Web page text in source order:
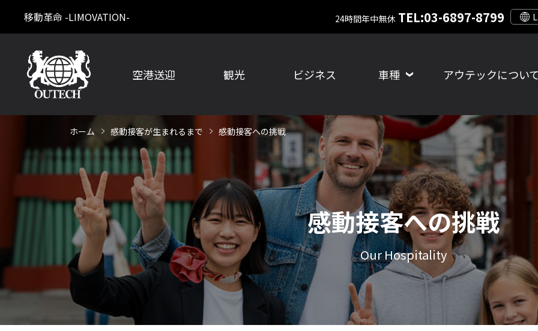
移動革命 -LIMOVATION- 24時間年中無休 TEL:03-6897-8799
空港送迎 観光 ビジネス 車種 アウテックについ
ホーム 感動接客が生まれるまで 感動接客への挑戦
感動接客への挑戦
Our Hospitality